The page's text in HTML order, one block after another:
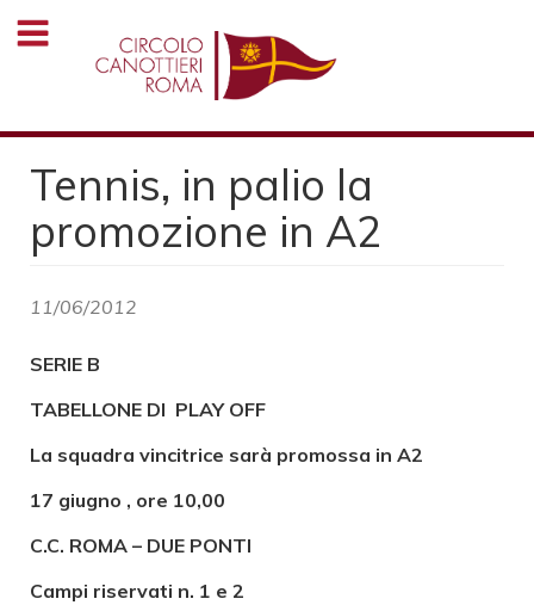
Salta
Tennis, in palio la
promozione in A2
11/06/2012
SERIE B
TABELLONE DI PLAY OFF
La squadra vincitrice sarà promossa in A2
17 giugno , ore 10,00
C.C. ROMA – DUE PONTI
Campi riservati n. 1 e 2